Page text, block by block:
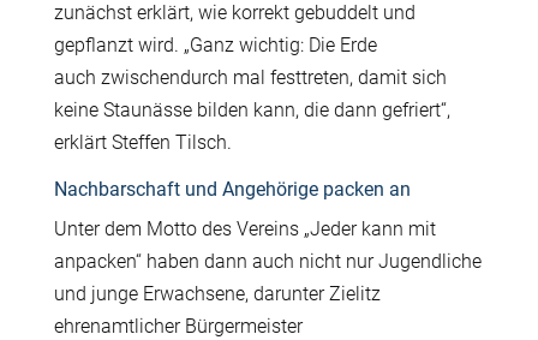
zunächst erklärt, wie korrekt gebuddelt und
gepflanzt wird. „Ganz wichtig: Die Erde
auch zwischendurch mal festtreten, damit sich
keine Staunässe bilden kann, die dann gefriert“,
erklärt Steffen Tilsch.
Nachbarschaft und Angehörige packen an
Unter dem Motto des Vereins „Jeder kann mit
anpacken“haben dann auch nicht nur Jugendliche
und junge Erwachsene,darunter Zielitz
ehrenamtlicher Bürgermeister